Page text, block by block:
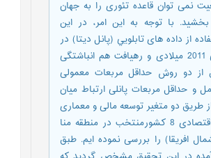
نمی توان قاعده تئوری را به جهان
با توجه به این امر، در این
از داده های تابلويي (پانل دیتا) در
دوره 1980 الی 2011 میلادی و رهیافت هم انباشتگی
از دو روش حداقل مربعات معمولی
و حداقل مربعات پانلی ارتباط میان
طریق دو متغیر توسعه مالی و معماری
مالی) و رشد اقتصادی 8 کشورمنتخب در منطقه منا
افریقا) را بررسی نموده ایم. طبق